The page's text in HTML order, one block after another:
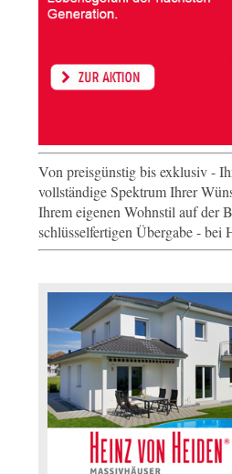
Von preisgünstig bis exklusiv -
vollständige Spektrum Ihrer
Ihrem eigenen Wohnstil auf der
schlüsselfertigen Übergabe -